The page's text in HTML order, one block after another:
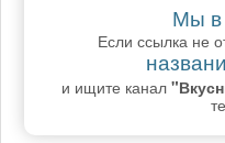
Мы в
Если ссылка не
и ищите канал